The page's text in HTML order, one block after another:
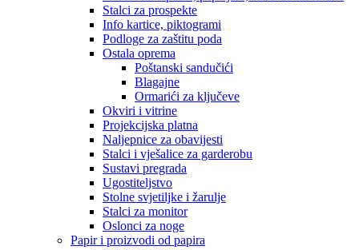
Stalci za prospekte
Info kartice, piktogrami
Podloge za zaštitu poda
Ostala oprema
Poštanski sandučići
Blagajne
Ormarići za ključeve
Okviri i vitrine
Projekcijska platna
Naljepnice za obavijesti
Stalci i vješalice za garderobu
Sustavi pregrada
Ugostiteljstvo
Stolne svjetiljke i žarulje
Stalci za monitor
Oslonci za noge
Papir i proizvodi od papira